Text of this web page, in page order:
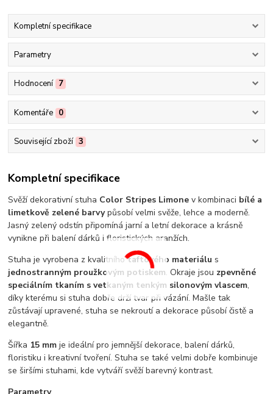
Kompletní specifikace
Parametry
Hodnocení 7
Komentáře 0
Související zboží 3
Kompletní specifikace
Svěží dekorativní stuha Color Stripes Limone v kombinaci bílé a
limetkově zelené barvypůsobí velmi svěže, lehce a moderně.
Jasný zelený odstín připomíná jarní a letní dekorace a krásně
vynikne při balení dárků i floristických aranžích.
Stuha je vyrobena z kvalitníhotaftového materiálu s
jednostranným proužkovým potiskem. Okraje jsou zpevněné
speciálním tkaním s vetkaným tenkým silonovým vlascem,
díky kterému si stuha dobře drží tvar při vázání. Mašle tak
zůstávají upravené, stuha se nekroutí a dekorace působí čistě a
elegantně.
Šířka 15 mm je ideální pro jemnější dekorace, balení dárků,
floristiku i kreativní tvoření. Stuha se také velmi dobře kombinuje
se širšími stuhami, kde vytváří svěží barevný kontrast.